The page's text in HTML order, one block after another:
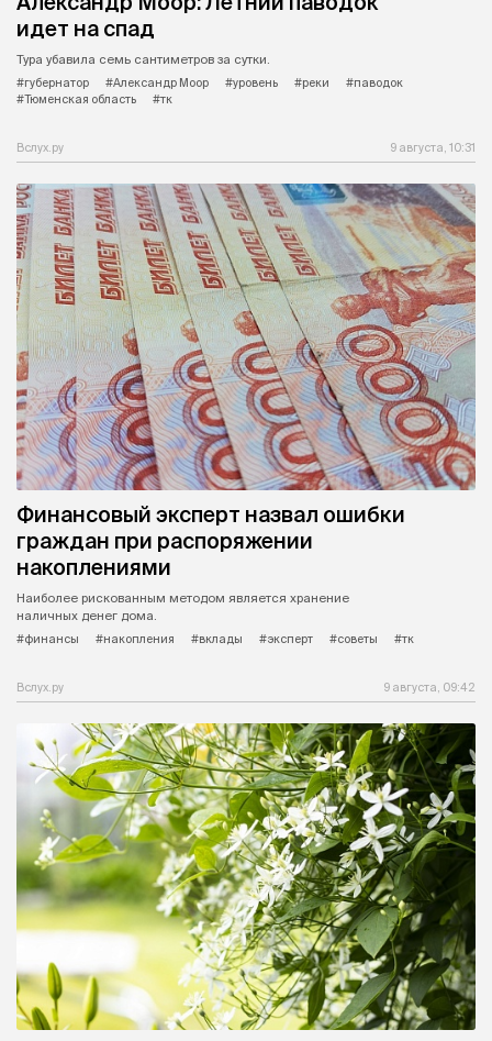
идет на спад
Тура убавила семь сантиметров за сутки.
#губернатор
#Александр Моор #уровень #реки
#паводок
#Тюменская область
#тк
Вслух.ру 9 августа, 10:31
Финансовый эксперт назвал ошибки
граждан при распоряжении
накоплениями
Наиболее рискованным методом является хранение
наличных денег дома.
#финансы
#накопления #вклады #эксперт #советы #тк
Вслух.ру 9 августа, 09:42